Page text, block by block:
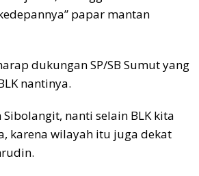
papar mantan
dukungan SP/SB Sumut yang
nantinya.
nanti selain BLK kita
karena wilayah itu juga dekat